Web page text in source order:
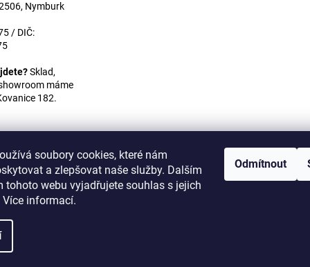
soubory cookies, které nám
a zlepšovat naše služby. Dalším
tohoto webu vyjadřujete souhlas s jejich
informací.
Odmítnout
Nymburk
/ DIČ:
Sklad,
máme
182.
WULITON